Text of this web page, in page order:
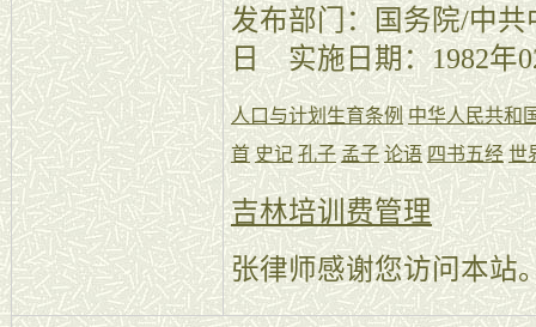
发布部门：国务院/中
日 实施日期：1982年
人口与计划生育条例 中华人民共和
首 史记 孔子 孟子 论语 四书五经 世
吉林培训费管理
张律师感谢您访问本站